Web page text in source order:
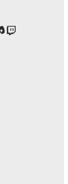
Twitch